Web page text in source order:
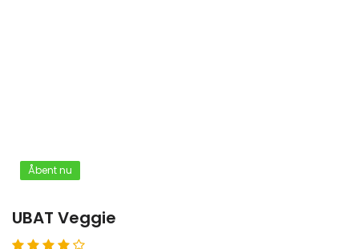
Åbent nu
UBAT Veggie